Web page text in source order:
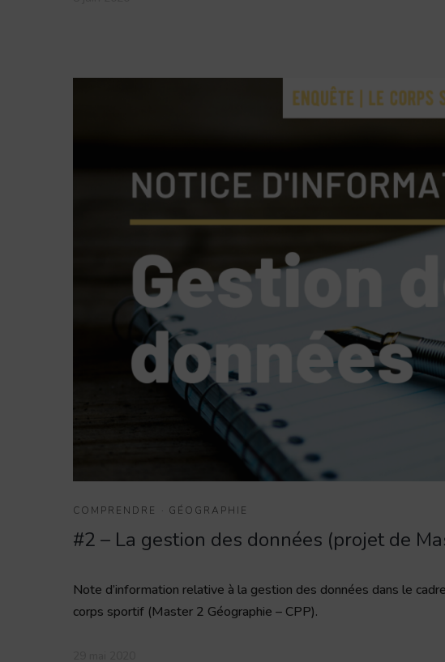
COMPRENDRE · GÉOGRAPHIE
#2 – La gestion des données (projet de
Note d’information relative à la gestion des données dans le
corps sportif (Master 2 Géographie – CPP).